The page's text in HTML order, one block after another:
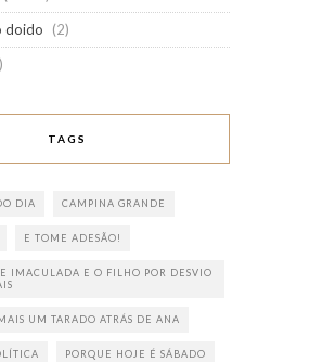
doido
(2)
TAGS
DIA CAMPINA GRANDE
E TOME ADESÃO!
IMACULADA E O FILHO POR DESVIO
UM TARADO ATRÁS DE ANA
PORQUE HOJE É SÁBADO